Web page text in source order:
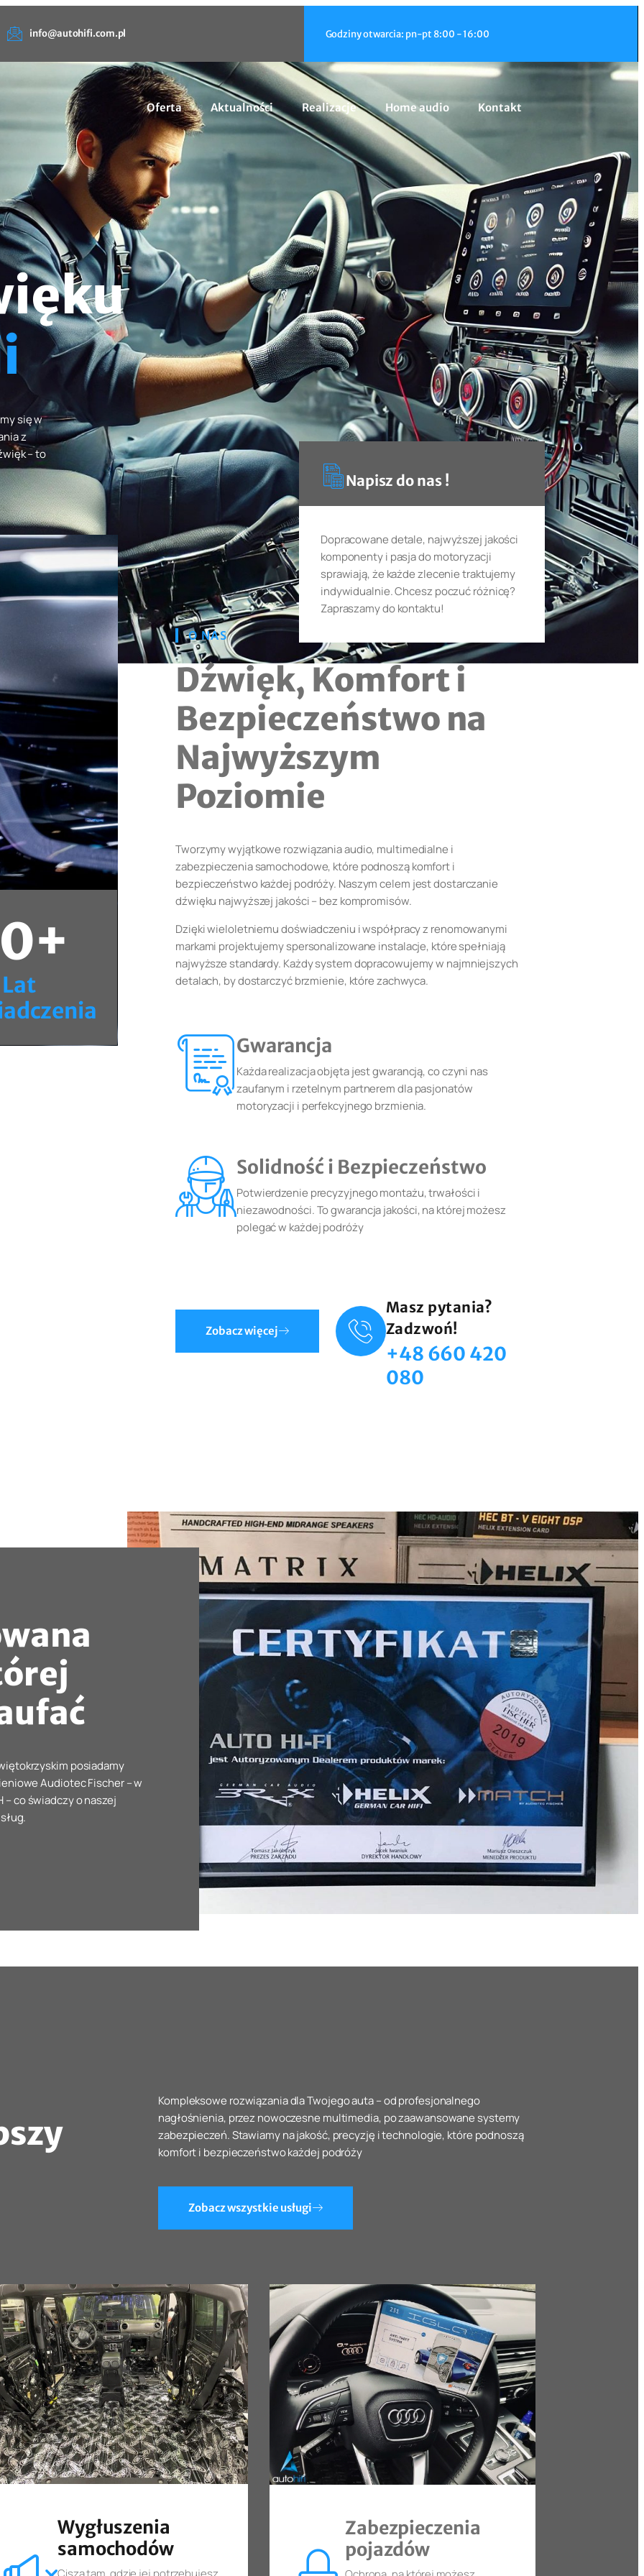
info@autohifi.com.pl Godziny otwarcia: pn-pt 8:00 - 16:00
Oferta Aktualności Realizacje Home audio Kontakt
się w
z
– to
Napisz do nas !
Dopracowane detale, najwyższej jakości
komponenty i pasja do motoryzacji
sprawiają, że każde zlecenie traktujemy
indywidualnie. Chcesz poczuć różnicę?
Zapraszamy do kontaktu!
Lat
O NAS
Dźwięk, Komfort i
Bezpieczeństwo na
Najwyższym
Poziomie
Tworzymy wyjątkowe rozwiązania audio, multimedialne i
zabezpieczenia samochodowe, które podnoszą komfort i
bezpieczeństwo każdej podróży. Naszym celem jest dostarczanie
dźwięku najwyższej jakości – bez kompromisów.
Dzięki wieloletniemu doświadczeniu i współpracy z renomowanymi
markami projektujemy spersonalizowane instalacje, które spełniają
najwyższe standardy. Każdy system dopracowujemy w najmniejszych
detalach, by dostarczyć brzmienie, które zachwyca.
Gwarancja
Każda realizacja objęta jest gwarancją, co czyni nas
zaufanym i rzetelnym partnerem dla pasjonatów
motoryzacji i perfekcyjnego brzmienia.
Solidność i Bezpieczeństwo
Potwierdzenie precyzyjnego montażu, trwałości i
niezawodności. To gwarancja jakości, na której możesz
polegać w każdej podróży
Zobacz więcej
Masz pytania?
Zadzwoń!
+48 660 420
080
posiadamy
Audiotec Fischer – w
– co świadczy o naszej
Kompleksowe rozwiązania dla Twojego auta – od profesjonalnego
nagłośnienia, przez nowoczesne multimedia, po zaawansowane systemy
zabezpieczeń. Stawiamy na jakość, precyzję i technologie, które podnoszą
komfort i bezpieczeństwo każdej podróży
Zobacz wszystkie usługi
Wygłuszenia
samochodów
Zabezpieczenia
pojazdów